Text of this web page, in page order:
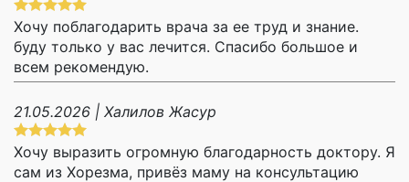
Хочу поблагодарить врача за ее труд и знание.
буду только у вас лечится. Спасибо большое и
всем рекомендую.
21.05.2026 | Халилов Жасур
Хочу выразить огромную благодарность доктору. Я
сам из Хорезма, привёз маму на консультацию